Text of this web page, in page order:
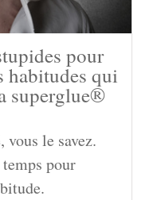
pour
habitudes qui
superglue®
vous le savez.
pour